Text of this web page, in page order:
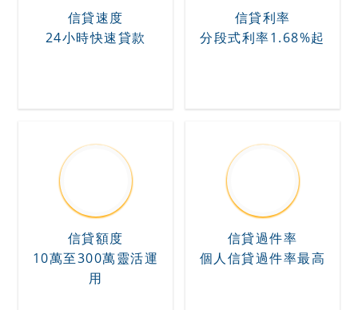
信貸速度
24小時快速貸款
信貸利率
分段式利率1.68%起
信貸額度
10萬至300萬靈活運
用
信貸過件率
個人信貸過件率最高